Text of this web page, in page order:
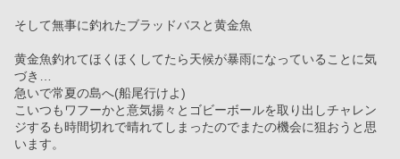
そして無事に釣れたブラッドバスと黄金魚
黄金魚釣れてほくほくしてたら天候が暴雨になっていることに気
づき…
急いで常夏の島へ(船尾行けよ)
こいつもワフーかと意気揚々とゴビーボールを取り出しチャレン
ジするも時間切れで晴れてしまったのでまたの機会に狙おうと思
います。